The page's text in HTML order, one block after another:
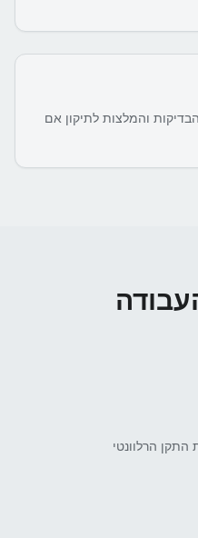
והמלצות לתיקון אם
הרלוונטי